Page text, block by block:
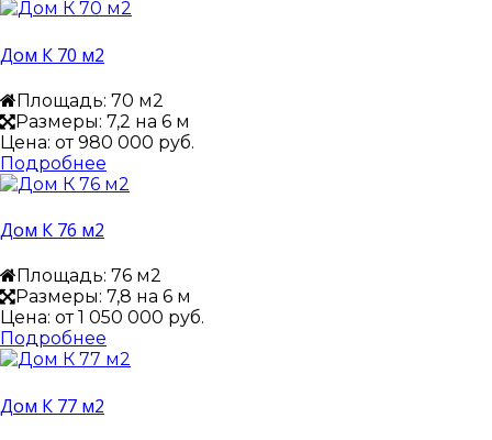
Дом К 70 м2
Площадь: 70 м2
Размеры: 7,2 на 6 м
Цена: от980 000 руб.
Подробнее
Дом К 76 м2
Площадь: 76 м2
Размеры: 7,8 на 6 м
Цена: от1 050 000 руб.
Подробнее
Дом К 77 м2